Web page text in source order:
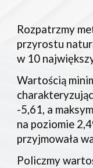
Rozpatrzmy
przyrostu
w 10
Wartością
-5,61, a
na poziomie
przyjmowała
Policzmy